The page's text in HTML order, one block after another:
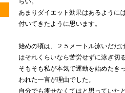
あまりダイエット効果はあるように
付いてきたように思います。
始めの頃は、２５メートル泳いだだ
はそれくらいなら苦労せずに泳ぎ切
そもそも私が本気で運動を始めたき
われた一言が理由でした。
自分でも痩せなくてはと思っていた